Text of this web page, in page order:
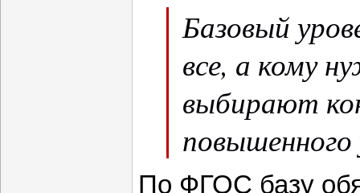
Базовый
все, а кому
выбирают
повышенного
По ФГОС базу